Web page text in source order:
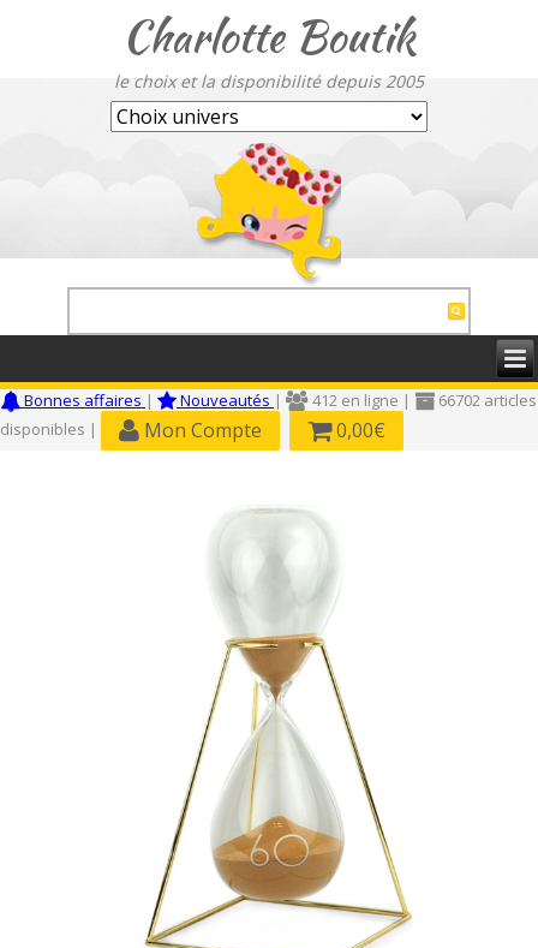
Charlotte Boutik
le choix et la disponibilité depuis 2005
Bonnes affaires | Nouveautés | 412 en ligne |
66702 articles
disponibles |
Mon Compte 0,00€